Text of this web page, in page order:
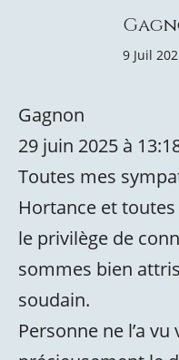
9 Juil
Gagnon
29 juin 2025 à
Toutes mes
Hortance et
le privilège de
sommes bien
soudain.
Personne ne l’a